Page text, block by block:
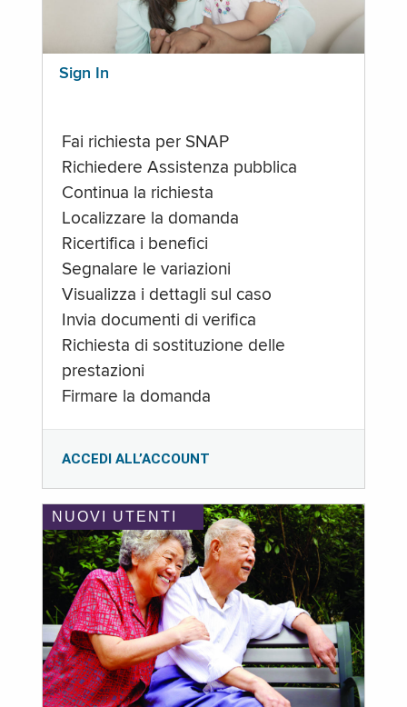
Sign In
Fai richiesta per SNAP
Richiedere Assistenza pubblica
Continua la richiesta
Localizzare la domanda
Ricertifica i benefici
Segnalare le variazioni
Visualizza i dettagli sul caso
Invia documenti di verifica
Richiesta di sostituzione delle
prestazioni
Firmare la domanda
ACCEDI ALL’ACCOUNT
NUOVI UTENTI